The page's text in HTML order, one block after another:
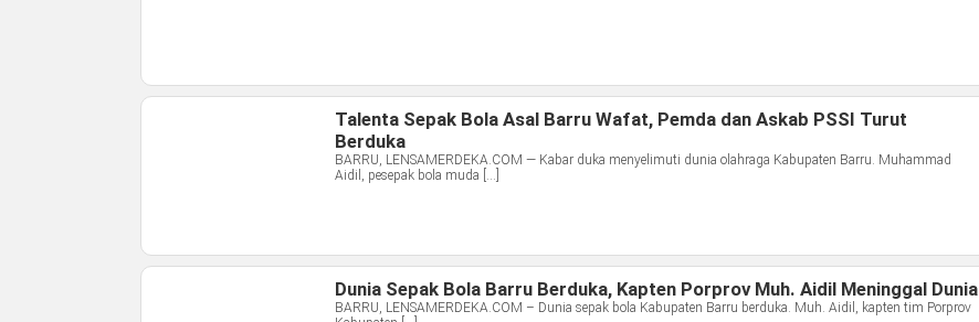
Talenta Sepak Bola Asal Barru Wafat, Pemda dan Askab PSSI Turut
Berduka
BARRU, LENSAMERDEKA.COM — Kabar duka menyelimuti dunia olahraga Kabupaten Barru. Muhammad
Aidil, pesepak bola muda […]
Dunia Sepak Bola Barru Berduka, Kapten Porprov Muh. Aidil Meninggal Dunia
BARRU, LENSAMERDEKA.COM – Dunia sepak bola Kabupaten Barru berduka. Muh. Aidil, kapten tim Porprov